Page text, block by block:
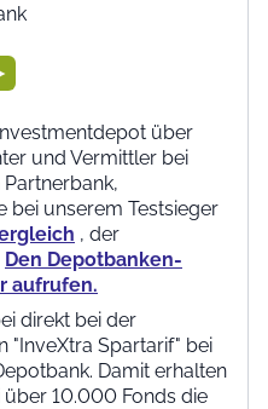
über
und Vermittler bei
bei unserem Testsieger
, der
Den Depotbanken-
aufrufen.
direkt bei der
"InveXtra Spartarif" bei
Damit erhalten
10.000 Fonds die